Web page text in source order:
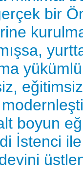
bir
boyun
İstenci